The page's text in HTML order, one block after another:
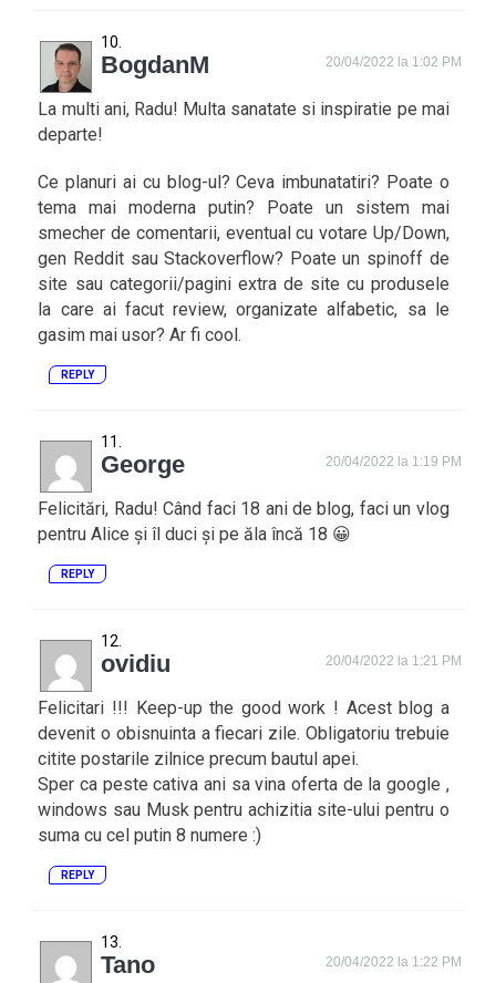
BogdanM 20/04/2022 la 1:02 PM
La multi ani, Radu! Multa sanatate si inspiratie pe mai
departe!
Ce planuri ai cu blog-ul? Ceva imbunatatiri? Poate o
tema mai moderna putin? Poate un sistem mai
smecher de comentarii, eventual cu votare Up/Down,
gen Reddit sau Stackoverflow? Poate un spinoff de
site sau categorii/pagini extra de site cu produsele
la care ai facut review, organizate alfabetic, sa le
gasim mai usor? Ar fi cool.
REPLY
George 20/04/2022 la 1:19 PM
Felicitări, Radu! Când faci 18 ani de blog, faci un vlog
pentru Alice și îl duci și pe ăla încă 18 😀
REPLY
ovidiu 20/04/2022 la 1:21 PM
Felicitari !!! Keep-up the good work ! Acest blog a
devenit o obisnuinta a fiecari zile. Obligatoriu trebuie
citite postarile zilnice precum bautul apei.
Sper ca peste cativa ani sa vina oferta de la google ,
windows sau Musk pentru achizitia site-ului pentru o
suma cu cel putin 8 numere :)
REPLY
Tano 20/04/2022 la 1:22 PM